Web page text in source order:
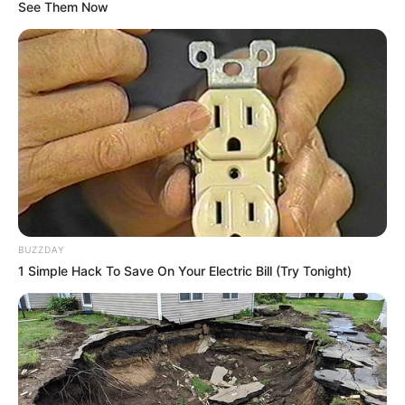
Kartoffelsalat und Würstchen sind ein echter
Klassiker der deutschen Küche. Diese herzhafte
und befriedigende Mahlzeit ist einfach
zuzubereiten und perfekt für jede Gelegenheit,
sei es ein gemütliches Familienessen oder ein
geselliges Grillfest im Sommer. Die Kombination
aus zarten, würzigen Würstchen und cremigem
Kartoffelsalat ist ein wahrer Genuss für die
Geschmacksknospen und verkörpert den
rustikalen Charme der deutschen Kulinarik.
### Zutaten:
See Them Now
BUZZDAY
1 Simple Hack To Save On Your Electric Bill (Try Tonight)